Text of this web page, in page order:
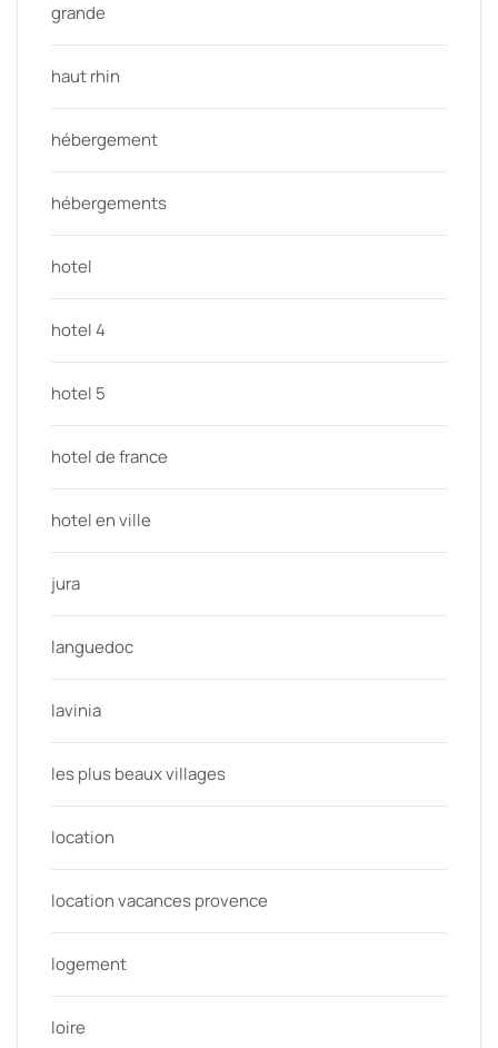
grande
haut rhin
hébergement
hébergements
hotel
hotel 4
hotel 5
hotel de france
hotel en ville
jura
languedoc
lavinia
les plus beaux villages
location
location vacances provence
logement
loire